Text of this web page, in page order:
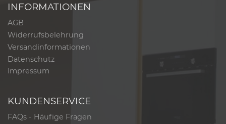
INFORMATIONEN
AGB
Widerrufsbelehrung
Versandinformationen
Datenschutz
Impressum
KUNDENSERVICE
FAQs - Häufige Fragen